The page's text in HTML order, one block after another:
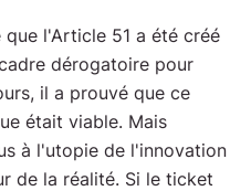
l'Article 51 a été créé
dérogatoire pour
il a prouvé que ce
était viable. Mais
à l'utopie de l'innovation
de la réalité. Si le ticket